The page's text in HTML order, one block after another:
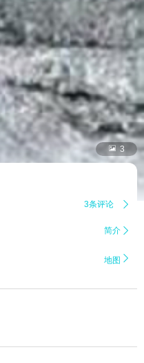
 3
3条评论 
简介 
地图 